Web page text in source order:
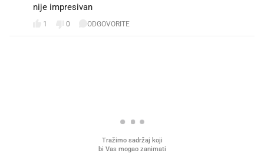
nije impresivan 👏🏻👏🏻👏🏻
1 0 ODGOVORITE